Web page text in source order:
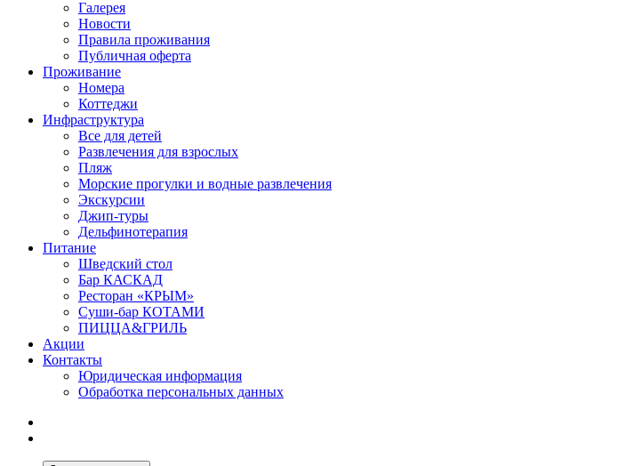
Галерея
Новости
Правила проживания
Публичная оферта
Проживание
Номера
Коттеджи
Инфраструктура
Все для детей
Развлечения для взрослых
Пляж
Морские прогулки и водные развлечения
Экскурсии
Джип-туры
Дельфинотерапия
Питание
Шведский стол
Бар КАСКАД
Ресторан «КРЫМ»
Суши-бар КОТАМИ
ПИЦЦА&ГРИЛЬ
Акции
Контакты
Юридическая информация
Обработка персональных данных